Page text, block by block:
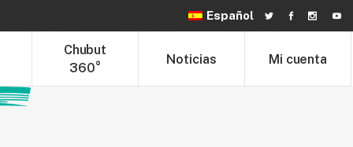
Español
Chubut
360°
Noticias Mi cuenta